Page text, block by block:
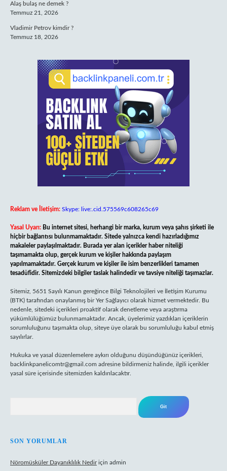
Alaş bulaş ne demek ?
Temmuz 21, 2026
Vladimir Petrov kimdir ?
Temmuz 18, 2026
Reklam ve İletişim: Skype: live:.cid.575569c608265c69
Yasal Uyarı: Bu internet sitesi, herhangi bir marka, kurum veya şahıs şirketi ile
hiçbir bağlantısı bulunmamaktadır. Sitede yalnızca kendi hazırladığımız
makaleler paylaşılmaktadır. Burada yer alan içerikler haber niteliği
taşımamakta olup, gerçek kurum ve kişiler hakkında paylaşım
yapılmamaktadır. Gerçek kurum ve kişiler ile isim benzerlikleri tamamen
tesadüfidir. Sitemizdeki bilgiler taslak halindedir ve tavsiye niteliği taşımazlar.
Sitemiz, 5651 Sayılı Kanun gereğince Bilgi Teknolojileri ve İletişim Kurumu
(BTK) tarafından onaylanmış bir Yer Sağlayıcı olarak hizmet vermektedir. Bu
nedenle, sitedeki içerikleri proaktif olarak denetleme veya araştırma
yükümlülüğümüz bulunmamaktadır. Ancak, üyelerimiz yazdıkları içeriklerin
sorumluluğunu taşımakta olup, siteye üye olarak bu sorumluluğu kabul etmiş
sayılırlar.
Hukuka ve yasal düzenlemelere aykırı olduğunu düşündüğünüz içerikleri,
backlinkpanelicomtr@gmail.com adresine bildirmeniz halinde, ilgili içerikler
yasal süre içerisinde sitemizden kaldırılacaktır.
SON YORUMLAR
Nöromüsküler Dayanıklılık Nediriçin admin